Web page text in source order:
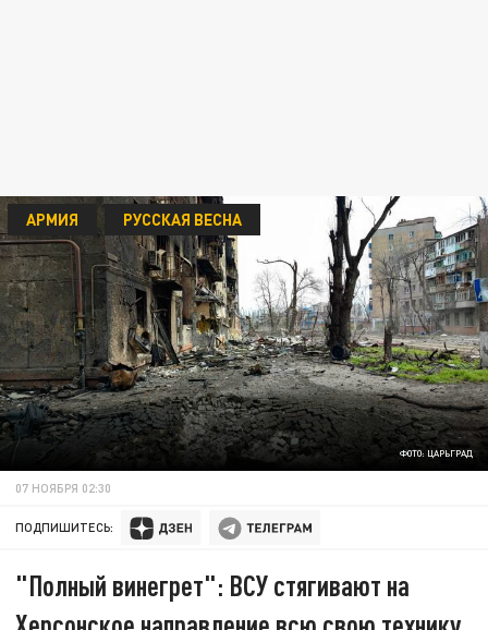
ФОТО: ЦАРЬГРАД
АРМИЯ РУССКАЯ ВЕСНА
07 НОЯБРЯ 02:30
ПОДПИШИТЕСЬ:
"Полный винегрет": ВСУ стягивают на